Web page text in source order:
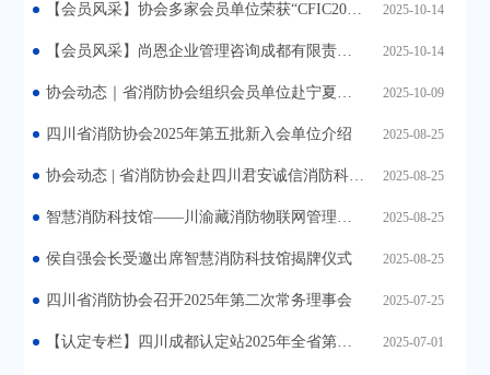
【会员风采】协会多家会员单位荣获“CFIC2025中国消防安全产业大会暨第十八届中国消防行业品牌盛会”重量级荣誉 2025-10-14
【会员风采】尚恩企业管理咨询成都有限责任公司 荣获第二届中国消防标准化发展大会《消防安全评估通则》编制单位证书 2025-10-14
协会动态｜省消防协会组织会员单位赴宁夏参观学习并参加2025年全国消防理论与实务研讨及应急救援装备展览会 2025-10-09
四川省消防协会2025年第五批新入会单位介绍 2025-08-25
协会动态 | 省消防协会赴四川君安诚信消防科技有限公司考察交流 2025-08-25
智慧消防科技馆——川渝藏消防物联网管理平台 2025-08-25
侯自强会长受邀出席智慧消防科技馆揭牌仪式 2025-08-25
四川省消防协会召开2025年第二次常务理事会 2025-07-25
【认定专栏】四川成都认定站2025年全省第六、七期消防安全管理员职业技能等级认定工作顺利结束 2025-07-01